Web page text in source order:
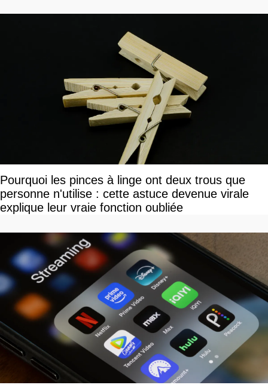
Pourquoi les pinces à linge ont deux trous que
personne n'utilise : cette astuce devenue virale
explique leur vraie fonction oubliée